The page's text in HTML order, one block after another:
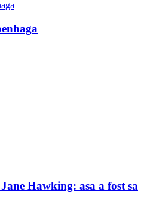
Hawking: asa a fost sa